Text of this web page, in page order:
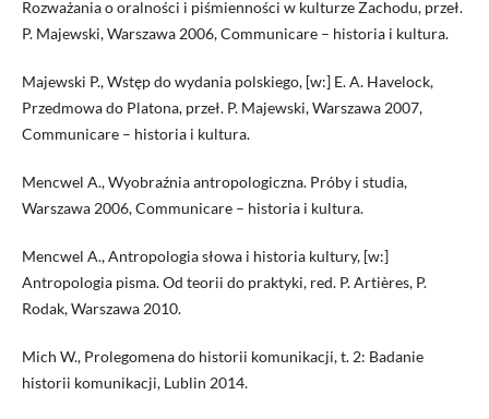
Rozważania o oralności i piśmienności w kulturze Zachodu, przeł.
P. Majewski, Warszawa 2006, Communicare – historia i kultura.
Majewski P., Wstęp do wydania polskiego, [w:] E. A. Havelock,
Przedmowa do Platona, przeł. P. Majewski, Warszawa 2007,
Communicare – historia i kultura.
Mencwel A., Wyobraźnia antropologiczna. Próby i studia,
Warszawa 2006, Communicare – historia i kultura.
Mencwel A., Antropologia słowa i historia kultury, [w:]
Antropologia pisma. Od teorii do praktyki, red. P. Artières, P.
Rodak, Warszawa 2010.
Mich W., Prolegomena do historii komunikacji, t. 2: Badanie
historii komunikacji, Lublin 2014.